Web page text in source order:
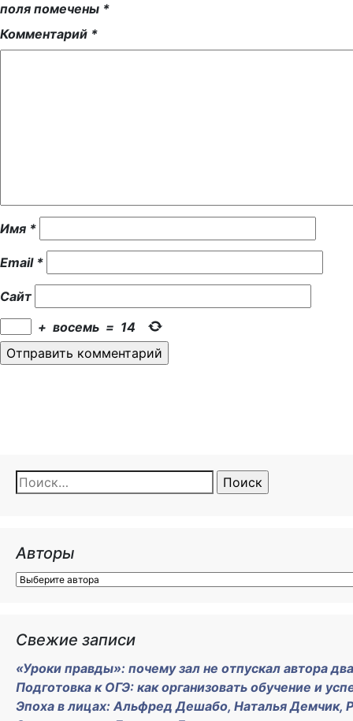
поля помечены *
Комментарий *
Имя *
Email *
Сайт
+ восемь = 14
Найти:
Авторы
Свежие записи
«Уроки правды»: почему зал не отпускал автора
Подготовка к ОГЭ: как организовать обучение и
Эпоха в лицах: Альфред Дешабо, Наталья Демчик,